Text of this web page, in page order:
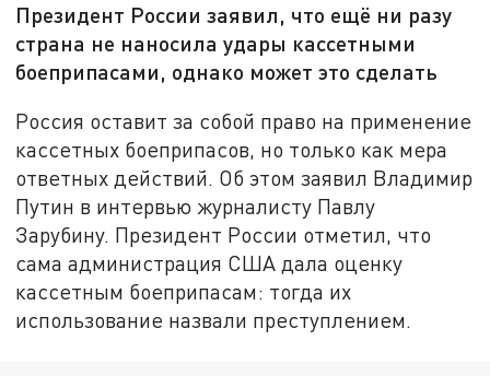
Президент России заявил, что ещё ни разу
страна не наносила удары кассетными
боеприпасами, однако может это сделать
Россия оставит за собой право на применение
кассетных боеприпасов, но только как мера
ответных действий. Об этом заявил Владимир
Путин в интервью журналисту Павлу
Зарубину. Президент России отметил, что
сама администрация США дала оценку
кассетным боеприпасам: тогда их
использование назвали преступлением.